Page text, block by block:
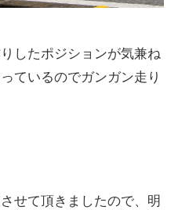
したポジションが気兼ね
ているのでガンガン走り
せて頂きましたので、明